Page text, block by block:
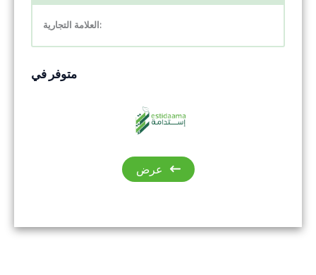
العلامة التجارية:
متوفر في
عرض